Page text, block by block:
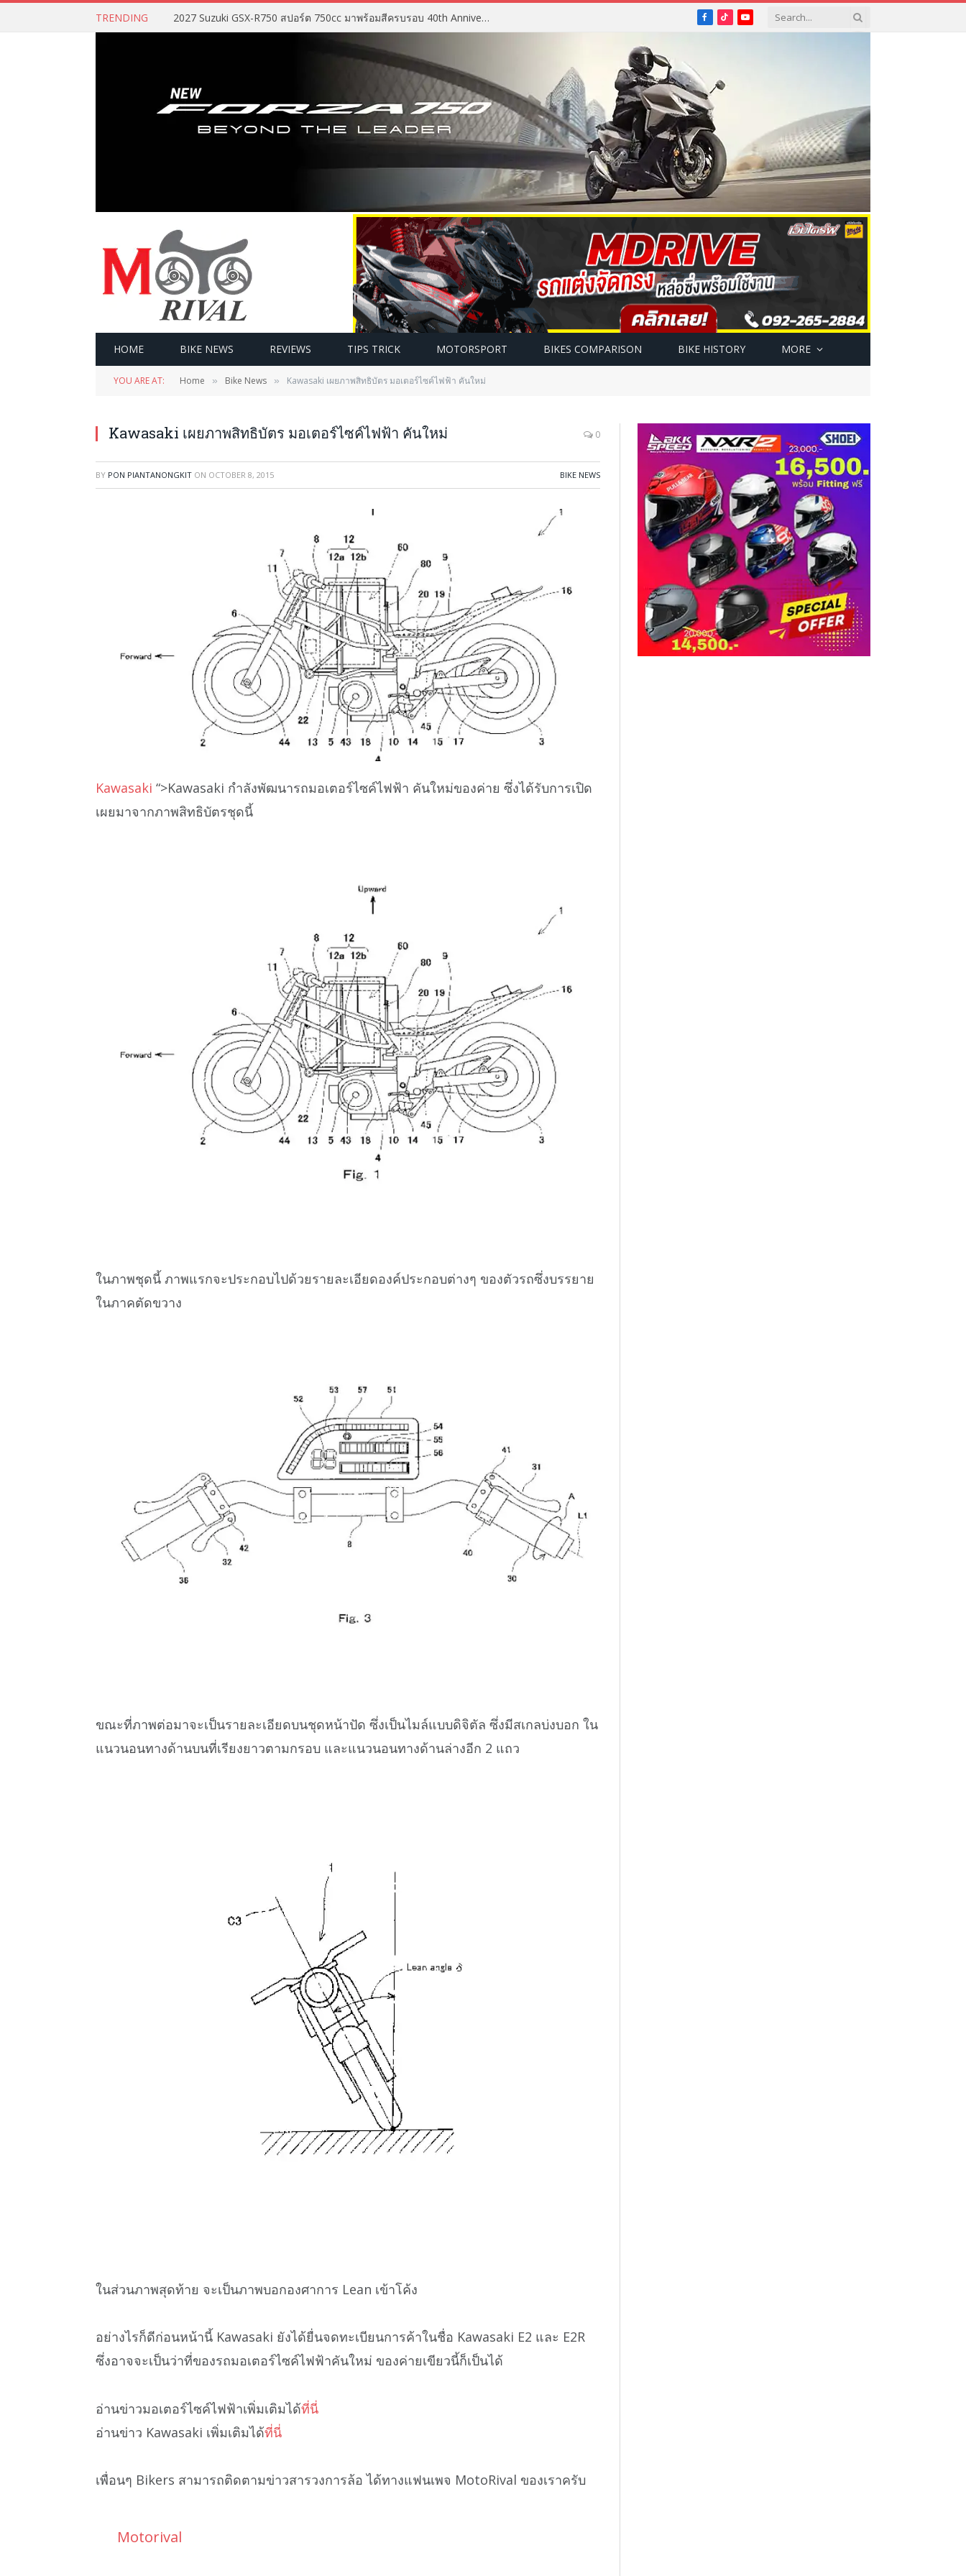
TRENDING 2027 Suzuki GSX-R750 สปอร์ต 750cc มาพร้อมสีครบรอบ 40th Anniversary Facebook
TikTokYouTube
HOME BIKE NEWS REVIEWS TIPS TRICK MOTORSPORT BIKES COMPARISON BIKE HISTORY MORE
YOU ARE AT: Home » Bike News » Kawasaki เผยภาพสิทธิบัตร มอเตอร์ไซค์ไฟฟ้า คันใหม่
Kawasaki เผยภาพสิทธิบัตร มอเตอร์ไซค์ไฟฟ้า คันใหม่ 0
BY PON PIANTANONGKIT ON OCTOBER 8, 2015 BIKE NEWS
Kawasaki “>Kawasaki กำลังพัฒนารถมอเตอร์ไซค์ไฟฟ้า คันใหม่ของค่าย ซึ่งได้รับการเปิด
เผยมาจากภาพสิทธิบัตรชุดนี้
ในภาพชุดนี้ ภาพแรกจะประกอบไปด้วยรายละเอียดองค์ประกอบต่างๆ ของตัวรถซึ่งบรรยาย
ในภาคตัดขวาง
ขณะที่ภาพต่อมาจะเป็นรายละเอียดบนชุดหน้าปัด ซึ่งเป็นไมล์แบบดิจิตัล ซึ่งมีสเกลบ่งบอก ใน
แนวนอนทางด้านบนที่เรียงยาวตามกรอบ และแนวนอนทางด้านล่างอีก 2 แถว
ในส่วนภาพสุดท้าย จะเป็นภาพบอกองศาการ Lean เข้าโค้ง
อย่างไรก็ดีก่อนหน้านี้ Kawasaki ยังได้ยื่นจดทะเบียนการค้าในชื่อ Kawasaki E2 และ E2R
ซึ่งอาจจะเป็นว่าที่ของรถมอเตอร์ไซค์ไฟฟ้าคันใหม่ ของค่ายเขียวนี้ก็เป็นได้
อ่านข่าวมอเตอร์ไซค์ไฟฟ้าเพิ่มเติมได้ที่นี่
อ่านข่าว Kawasaki เพิ่มเติมได้ที่นี่
เพื่อนๆ Bikers สามารถติดตามข่าวสารวงการล้อ ได้ทางแฟนเพจ MotoRival ของเราครับ
Motorival